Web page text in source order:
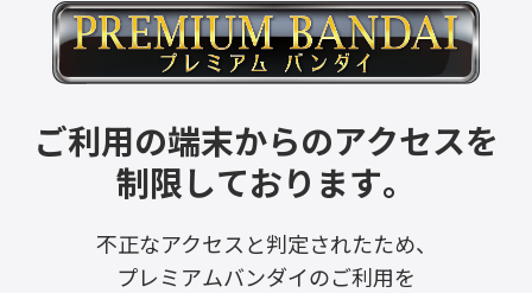
ご利用の端末からのアクセスを
制限しております。
不正なアクセスと判定されたため、
プレミアムバンダイのご利用を